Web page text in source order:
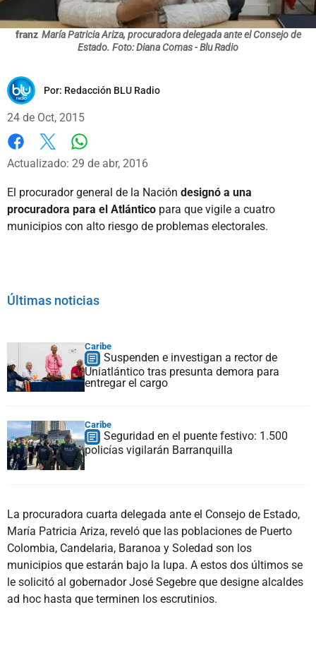
franz María Patricia Ariza, procuradora delegada ante el Consejo de
Estado. Foto: Diana Comas - Blu Radio
Por: Redacción BLU Radio
24 de Oct, 2015
Facebook
X
Actualizado: 29 de abr, 2016
El procurador general de la Nación designó a una
procuradora para el Atlántico para que vigile a cuatro
municipios con alto riesgo de problemas electorales.
Últimas noticias
Caribe
Suspenden e investigan a rector de
Uniatlántico tras presunta demora para
entregar el cargo
Caribe
Seguridad en el puente festivo: 1.500
policías vigilarán Barranquilla
La procuradora cuarta delegada ante el Consejo de Estado,
María Patricia Ariza, reveló que las poblaciones de Puerto
Colombia, Candelaria, Baranoa y Soledad son los
municipios que estarán bajo la lupa. A estos dos últimos se
le solicitó al gobernador José Segebre que designe alcaldes
ad hoc hasta que terminen los escrutinios.